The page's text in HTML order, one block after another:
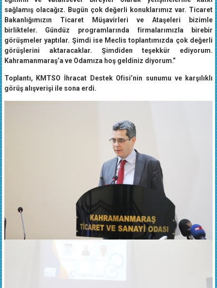
eğitimli ve vatansever bireyler olarak yetişmelerine katkı
sağlamış olacağız. Bugün çok değerli konuklarımız var. Ticaret
Bakanlığımızın Ticaret Müşavirleri ve Ataşeleri bizimle
birlikteler. Gündüz programlarında firmalarımızla birebir
görüşmeler yaptılar. Şimdi ise Meclis toplantımızda çok değerli
görüşlerini aktaracaklar. Şimdiden teşekkür ediyorum.
Kahramanmaraş’a ve Odamıza hoş geldiniz diyorum.”
Toplantı, KMTSO İhracat Destek Ofisi’nin sunumu ve karşılıklı
görüş alışverişi ile sona erdi.